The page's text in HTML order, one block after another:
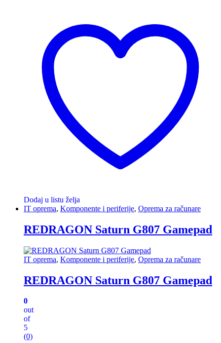
Dodaj u listu želja
IT oprema, Komponente i periferije, Oprema za računare
REDRAGON Saturn G807 Gamepad
IT oprema, Komponente i periferije, Oprema za računare
REDRAGON Saturn G807 Gamepad
0
out
of
5
(0)